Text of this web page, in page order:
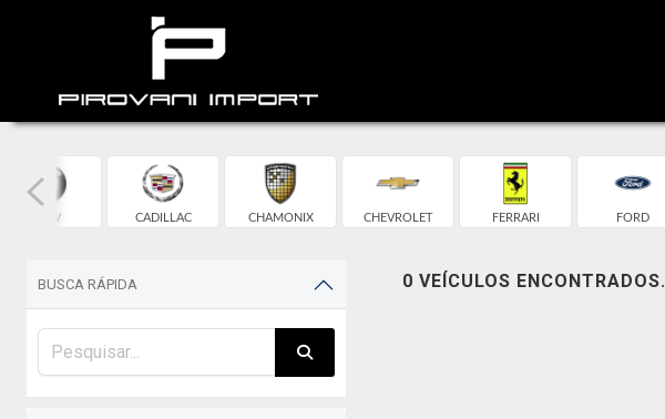
BMW CADILLAC CHAMONIX CHEVROLET FERRARI FORD
BUSCA RÁPIDA 0 VEÍCULOS ENCONTRADOS.